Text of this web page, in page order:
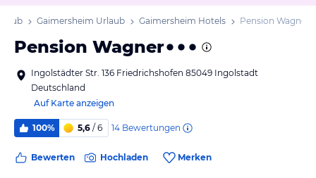
Gaimersheim Urlaub Gaimersheim Hotels Pension Wagner
Pension Wagner
Ingolstädter Str. 136 Friedrichshofen 85049 Ingolstadt
Deutschland
Auf Karte anzeigen
100% 5,6 / 6 14 Bewertungen
Bewerten Hochladen Merken